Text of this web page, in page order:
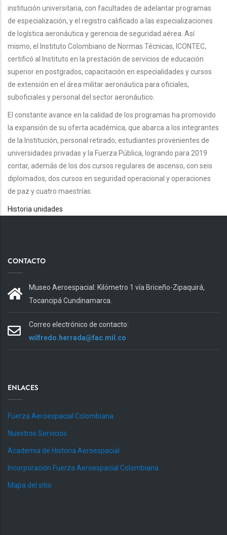
institución universitaria, con facultades de adelantar programas
de especialización, y el registro calificado a las especializaciones
de logística aeronáutica y gerencia de seguridad aérea. Así
mismo, el Instituto Colombiano de Normas Técnicas, ICONTEC,
certificó al Instituto en la prestación de servicios de educación
superior en postgrados, capacitación en especialidades y cursos
de extensión en el área militar aeronáutica para oficiales,
suboficiales y personal del sector aeronáutico.
El constante avance en la calidad de los programas ha promovido
la expansión de su oferta académica, que abarca a los integrantes
de la Institución, personal retirado, estudiantes provenientes de
universidades privadas y la Fuerza Pública, logrando para 2019
contar, además de los dos cursos regulares de ascenso, con seis
diplomados, dos cursos en seguridad operacional y operaciones
de paz y cuatro maestrías.
Historia unidades
CONTACTO
Museo Aeroespacial: Kilómetro 1 vía Briceño-Zipaquirá,
Tocancipá Cundinamarca.
Correo electrónico de contacto:
wilfredo.herrada@fac.mil.co
ENLACES
Fuerza Aeroespacial Colombiana
Nuestros Servicios
Academia de Historia Aeroespacial
Incorporación Fuerza Aeroespacial Colombiana
Mapa del sitio